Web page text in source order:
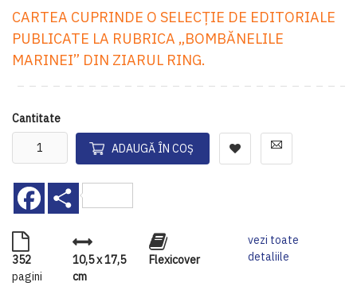
CARTEA CUPRINDE O SELECŢIE DE EDITORIALE
PUBLICATE LA RUBRICA „BOMBĂNELILE
MARINEI” DIN ZIARUL RING.
Cantitate
ADAUGĂ ÎN COȘ
Facebook
352
pagini
10,5 x 17,5
cm
Flexicover
vezi toate
detaliile